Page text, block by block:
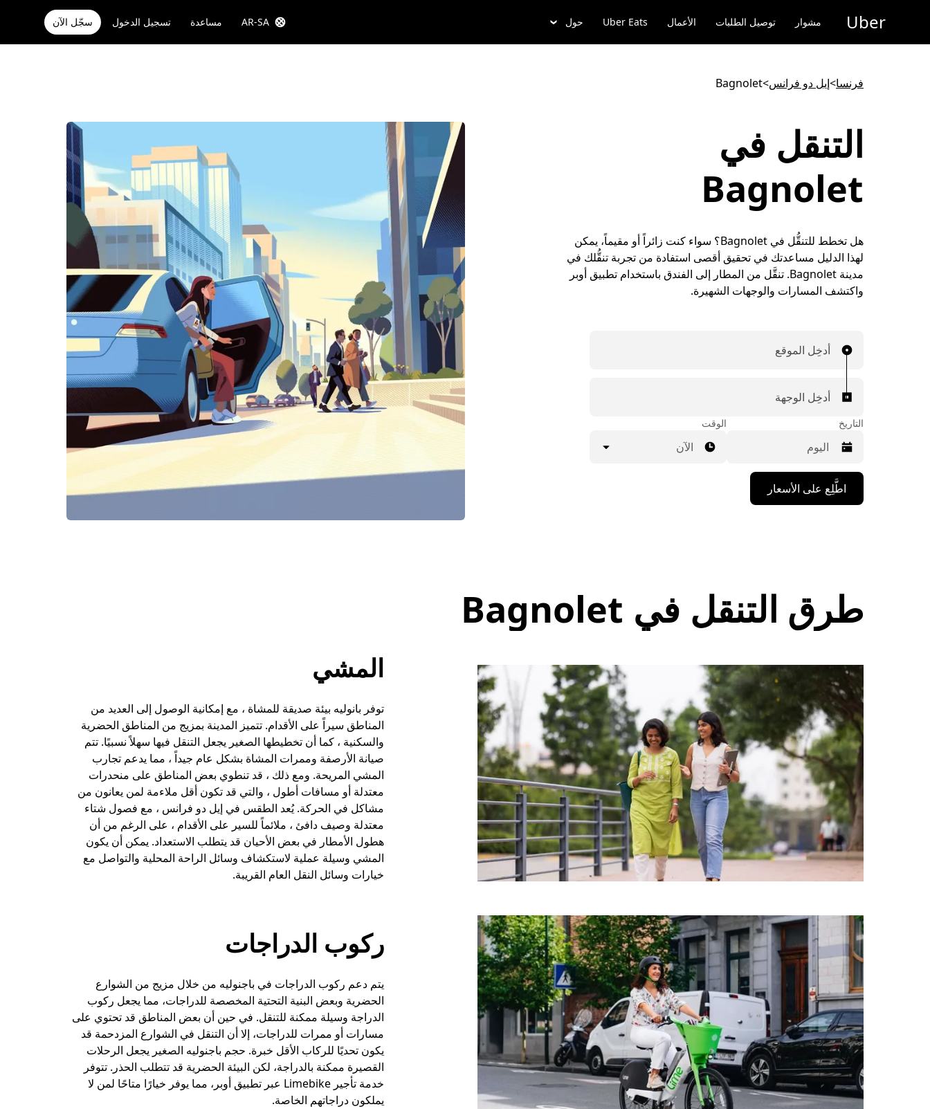
المحتوى
Uber مشوار توصيل الطلبات الأعمال Uber Eats حول AR-SA مساعدة تسجيل الدخول سجّل الآن
فرنسا>إيل دو فرانس>
Bagnolet
التنقل في
Bagnolet
هل تخطط للتنقُّل في Bagnolet؟ سواء كنت زائراً أو مقيماً، يمكن
لهذا الدليل مساعدتك في تحقيق أقصى استفادة من تجربة تنقُّلك في
مدينة Bagnolet. تنقَّل من المطار إلى الفندق باستخدام تطبيق أوبر
واكتشف المسارات والوجهات الشهيرة.
أدخِل الموقع
أدخِل الوجهة
التاريخ
اضغط
على
مفتاح
اضغط
على
لإغلاق
التقويم.
الوقت
الآن
اطَّلِع على الأسعار
طرق التنقل في Bagnolet
المشي
توفر بانوليه بيئة صديقة للمشاة ، مع إمكانية الوصول إلى العديد من
المناطق سيراً على الأقدام. تتميز المدينة بمزيج من المناطق الحضرية
والسكنية ، كما أن تخطيطها الصغير يجعل التنقل فيها سهلاً نسبيًا. تتم
صيانة الأرصفة وممرات المشاة بشكل عام جيداً ، مما يدعم تجارب
المشي المريحة. ومع ذلك ، قد تنطوي بعض المناطق على منحدرات
معتدلة أو مسافات أطول ، والتي قد تكون أقل ملاءمة لمن يعانون من
مشاكل في الحركة. يُعد الطقس في إيل دو فرانس ، مع فصول شتاء
معتدلة وصيف دافئ ، ملائماً للسير على الأقدام ، على الرغم من أن
هطول الأمطار في بعض الأحيان قد يتطلب الاستعداد. يمكن أن يكون
المشي وسيلة عملية لاستكشاف وسائل الراحة المحلية والتواصل مع
خيارات وسائل النقل العام القريبة.
ركوب الدراجات
يتم دعم ركوب الدراجات في باجنوليه من خلال مزيج من الشوارع
الحضرية وبعض البنية التحتية المخصصة للدراجات، مما يجعل ركوب
الدراجة وسيلة ممكنة للتنقل. في حين أن بعض المناطق قد تحتوي على
مسارات أو ممرات للدراجات، إلا أن التنقل في الشوارع المزدحمة قد
يكون تحديًا للركاب الأقل خبرة. حجم باجنوليه الصغير يجعل الرحلات
القصيرة ممكنة بالدراجة، لكن البيئة الحضرية قد تتطلب الحذر. تتوفر
خدمة تأجير Limebike عبر تطبيق أوبر، مما يوفر خيارًا متاحًا لمن لا
يملكون دراجاتهم الخاصة.